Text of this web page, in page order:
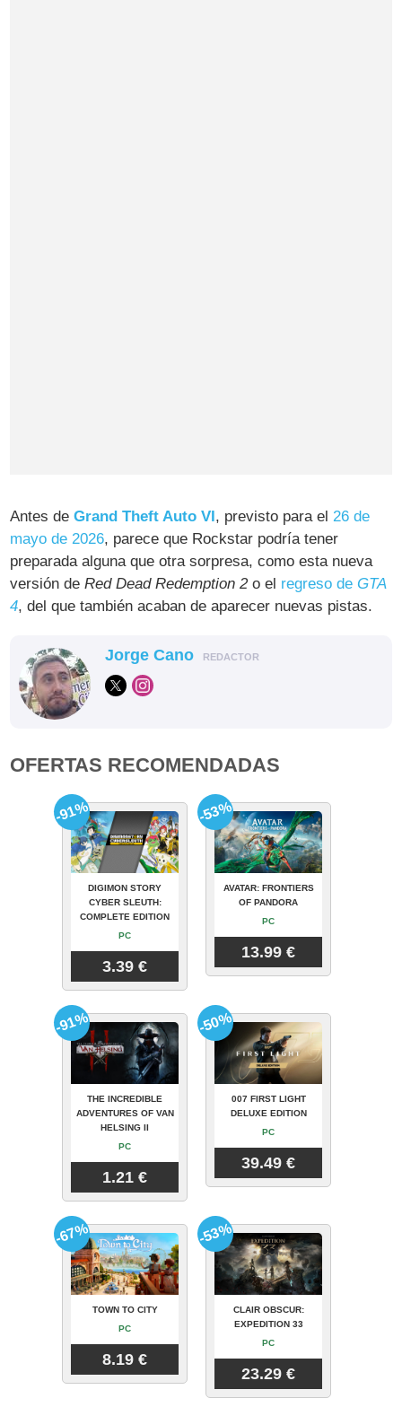
Antes deGrand Theft Auto VI, previsto para el26 de
mayo de 2026, parece que Rockstar podría tener
preparada alguna que otra sorpresa, como esta nueva
versión deRed Dead Redemption 2o el regreso deGTA
4, del que también acaban de aparecer nuevas pistas.
Jorge Cano REDACTOR
OFERTAS RECOMENDADAS
DIGIMON STORY
CYBER SLEUTH:
COMPLETE EDITION
PC
3.39 €
-91%
AVATAR: FRONTIERS
OF PANDORA
PC
13.99 €
-53%
THE INCREDIBLE
ADVENTURES OF VAN
HELSING II
PC
1.21 €
-91%
007 FIRST LIGHT
DELUXE EDITION
PC
39.49 €
-50%
TOWN TO CITY
PC
8.19 €
-67%
CLAIR OBSCUR:
EXPEDITION 33
PC
23.29 €
-53%